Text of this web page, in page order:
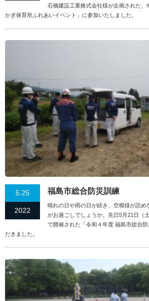
石橋建設工業株式会社様が企画された、
かぎ保育所ふれあいイベント」に参加いたしました。
5.25
2022
福島市総合防災訓練
晴れの日や雨の日が続き、空模様が読め
がお過ごしでしょうか。先日5月21日（
で開催された「令和４年度 福島市総合
だきました。